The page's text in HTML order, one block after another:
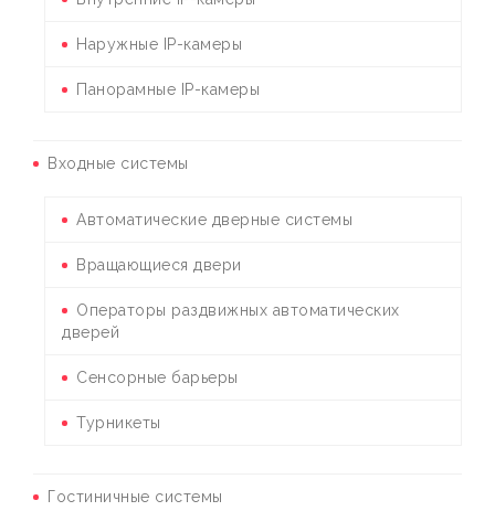
Наружные IP-камеры
Панорамные IP-камеры
Входные системы
Автоматические дверные системы
Вращающиеся двери
Операторы раздвижных автоматических
дверей
Сенсорные барьеры
Турникеты
Гостиничные системы